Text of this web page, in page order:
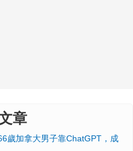
章
歲加拿大男子靠ChatGPT，成